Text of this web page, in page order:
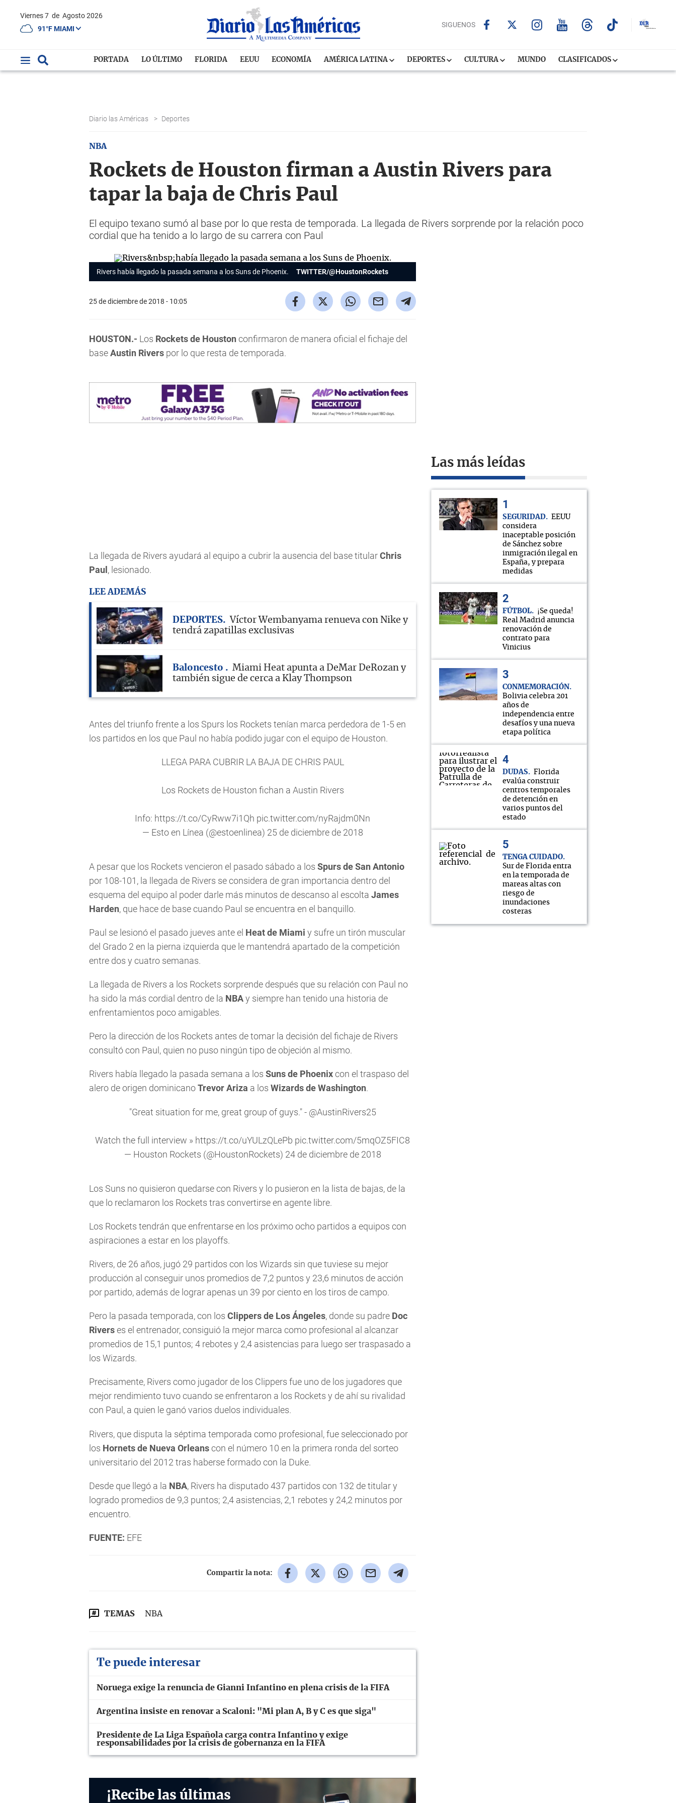
Viernes 7 de Agosto 2026
91°F MIAMI
SIGUENOS
PORTADA LO ÚLTIMO FLORIDA EEUU ECONOMÍA AMÉRICA LATINA DEPORTES CULTURA MUNDO CLASIFICADOS
Diario las Américas > Deportes
NBA
Rockets de Houston firman a Austin Rivers para
tapar la baja de Chris Paul
El equipo texano sumó al base por lo que resta de temporada. La llegada de Rivers sorprende por la relación poco
cordial que ha tenido a lo largo de su carrera con Paul
Rivers había llegado la pasada semana a los Suns de Phoenix. TWITTER/@HoustonRockets
25 de diciembre de 2018 - 10:05
HOUSTON.- Los Rockets de Houston confirmaron de manera oficial el fichaje del
baseAustin Rivers por lo que resta de temporada.
La llegada de Rivers ayudará al equipo a cubrir la ausencia del base titularChris
Paul , lesionado.
LEE ADEMÁS
DEPORTES
Víctor Wembanyama renueva con Nike y
tendrá zapatillas exclusivas
Baloncesto
Miami Heat apunta a DeMar DeRozan y
también sigue de cerca a Klay Thompson
Antes del triunfo frente a los Spurs los Rockets tenían marca perdedora de 1-5 en
los partidos en los que Paul no había podido jugar con el equipo de Houston.
LLEGA PARA CUBRIR LA BAJA DE CHRIS PAUL
Los Rockets de Houston fichan a Austin Rivers
Info: https://t.co/CyRww7i1Qh pic.twitter.com/nyRajdm0Nn
— Esto en Línea (@estoenlinea) 25 de diciembre de 2018
A pesar que los Rockets vencieron el pasado sábado a los Spurs de San Antonio
por 108-101, la llegada de Rivers se considera de gran importancia dentro del
esquema del equipo al poder darle más minutos de descanso al escolta James
Harden, que hace de base cuando Paul se encuentra en el banquillo.
Paul se lesionó el pasado jueves ante el Heat de Miami y sufre un tirón muscular
del Grado 2 en la pierna izquierda que le mantendrá apartado de la competición
entre dos y cuatro semanas.
La llegada de Rivers a los Rockets sorprende después que su relación con Paul no
ha sido la más cordial dentro de la NBAy siempre han tenido una historia de
enfrentamientos poco amigables.
Pero la dirección de los Rockets antes de tomar la decisión del fichaje de Rivers
consultó con Paul, quien no puso ningún tipo de objeción al mismo.
Rivers había llegado la pasada semana a los Suns de Phoenixcon el traspaso del
alero de origen dominicanoTrevor Ariza a los Wizards de Washington.
"Great situation for me, great group of guys." - @AustinRivers25
Watch the full interview » https://t.co/uYULzQLePb pic.twitter.com/5mqOZ5FIC8
— Houston Rockets (@HoustonRockets) 24 de diciembre de 2018
Los Suns no quisieron quedarse con Rivers y lo pusieron en la lista de bajas, de la
que lo reclamaron los Rockets tras convertirse en agente libre.
Los Rockets tendrán que enfrentarse en los próximo ocho partidos a equipos con
aspiraciones a estar en los playoffs.
Rivers, de 26 años, jugó 29 partidos con los Wizards sin que tuviese su mejor
producción al conseguir unos promedios de 7,2 puntos y 23,6 minutos de acción
por partido, además de lograr apenas un 39 por ciento en los tiros de campo.
Pero la pasada temporada, con los Clippers de Los Ángeles, donde su padre Doc
Riverses el entrenador, consiguió la mejor marca como profesional al alcanzar
promedios de 15,1 puntos; 4 rebotes y 2,4 asistencias para luego ser traspasado a
los Wizards.
Precisamente, Rivers como jugador de los Clippers fue uno de los jugadores que
mejor rendimiento tuvo cuando se enfrentaron a los Rockets y de ahí su rivalidad
con Paul, a quien le ganó varios duelos individuales.
Rivers, que disputa la séptima temporada como profesional, fue seleccionado por
los Hornets de Nueva Orleanscon el número 10 en la primera ronda del sorteo
universitario del 2012 tras haberse formado con la Duke.
Desde que llegó a la NBA, Rivers ha disputado 437 partidos con 132 de titular y
logrado promedios de 9,3 puntos; 2,4 asistencias, 2,1 rebotes y 24,2 minutos por
encuentro.
FUENTE: EFE
Compartir la nota:
TEMAS NBA
Te puede interesar
Noruega exige la renuncia de Gianni Infantino en plena crisis de la FIFA
Argentina insiste en renovar a Scaloni: "Mi plan A, B y C es que siga"
Presidente de La Liga Española carga contra Infantino y exige
responsabilidades por la crisis de gobernanza en la FIFA
¡Recibe las últimas
Las más leídas
SEGURIDAD
EEUU
considera
inaceptable posición
de Sánchez sobre
inmigración ilegal en
España, y prepara
medidas
FÚTBOL
¡Se queda!
Real Madrid anuncia
renovación de
contrato para
Vinicius
CONMEMORACIÓN
Bolivia celebra 201
años de
independencia entre
desafíos y una nueva
etapa política
DUDAS
Florida
evalúa construir
centros temporales
de detención en
varios puntos del
estado
TENGA CUIDADO
Sur de Florida entra
en la temporada de
mareas altas con
riesgo de
inundaciones
costeras